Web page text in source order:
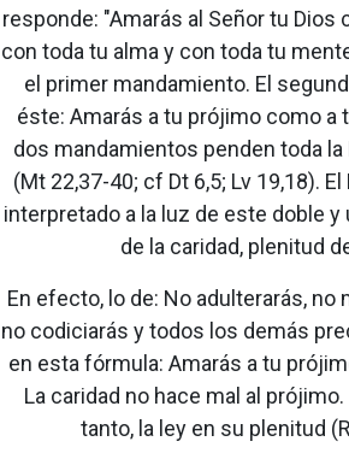
responde: "Amarás al Señor tu Dios
con toda tu alma y con toda tu
el primer mandamiento. El
éste: Amarás a tu prójimo como a
dos mandamientos penden toda
(Mt 22,37-40; cf Dt 6,5; Lv 19,18).
interpretado a la luz de este doble
de la caridad, plenitud
En efecto, lo de: No adulterarás, no
no codiciarás y todos los demás
en esta fórmula: Amarás a tu
La caridad no hace mal al
tanto, la ley en su plenitud